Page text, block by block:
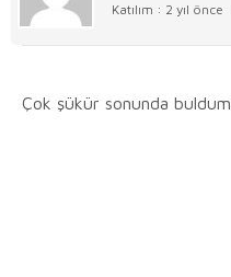
Katılım : 2 yıl önce
Çok şükür sonunda buldum.